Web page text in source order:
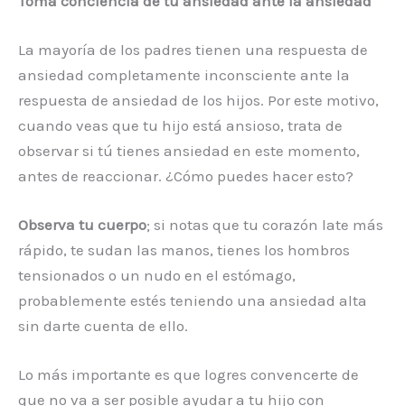
La mayoría de los padres tienen una respuesta de
ansiedad completamente inconsciente ante la
respuesta de ansiedad de los hijos. Por este motivo,
cuando veas que tu hijo está ansioso, trata de
observar si tú tienes ansiedad en este momento,
antes de reaccionar. ¿Cómo puedes hacer esto?
Observa tu cuerpo; si notas que tu corazón late más
rápido, te sudan las manos, tienes los hombros
tensionados o un nudo en el estómago,
probablemente estés teniendo una ansiedad alta
sin darte cuenta de ello.
Lo más importante es que logres convencerte de
que no va a ser posible ayudar a tu hijo con